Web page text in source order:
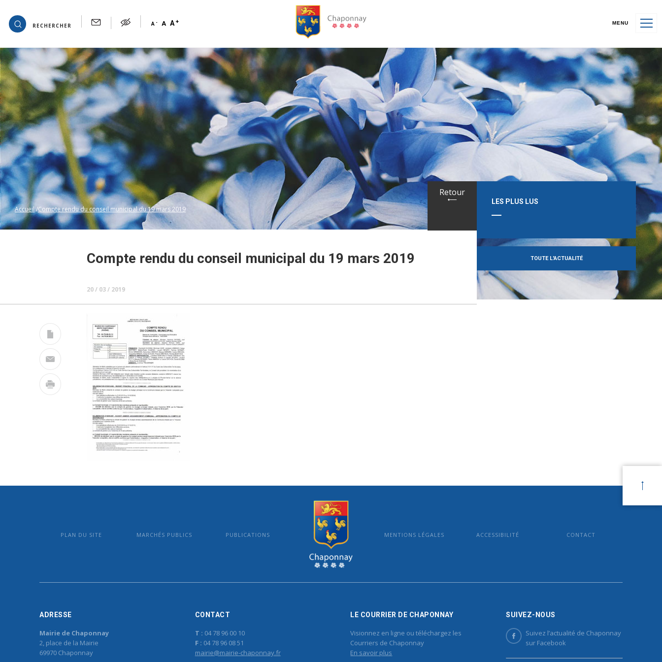
RECHERCHER A - A A+ MENU
Accueil Compte rendu du conseil municipal du 19 mars 2019
Compte rendu du conseil municipal du 19 mars 2019
20 / 03 / 2019
Retour
LES PLUS LUS
TOUTE L'ACTUALITÉ
PLAN DU SITE MARCHÉS PUBLICS PUBLICATIONS MENTIONS LÉGALES ACCESSIBILITÉ CONTACT
ADRESSE
Mairie de Chaponnay
2, place de la Mairie
69970 Chaponnay
CONTACT
T : 04 78 96 00 10
F : 04 78 96 08 51
mairie@mairie-chaponnay.fr
LE COURRIER DE CHAPONNAY
Visionnez en ligne ou téléchargez les
Courriers de Chaponnay
En savoir plus
SUIVEZ-NOUS
Suivez l’actualité de Chaponnay
sur Facebook